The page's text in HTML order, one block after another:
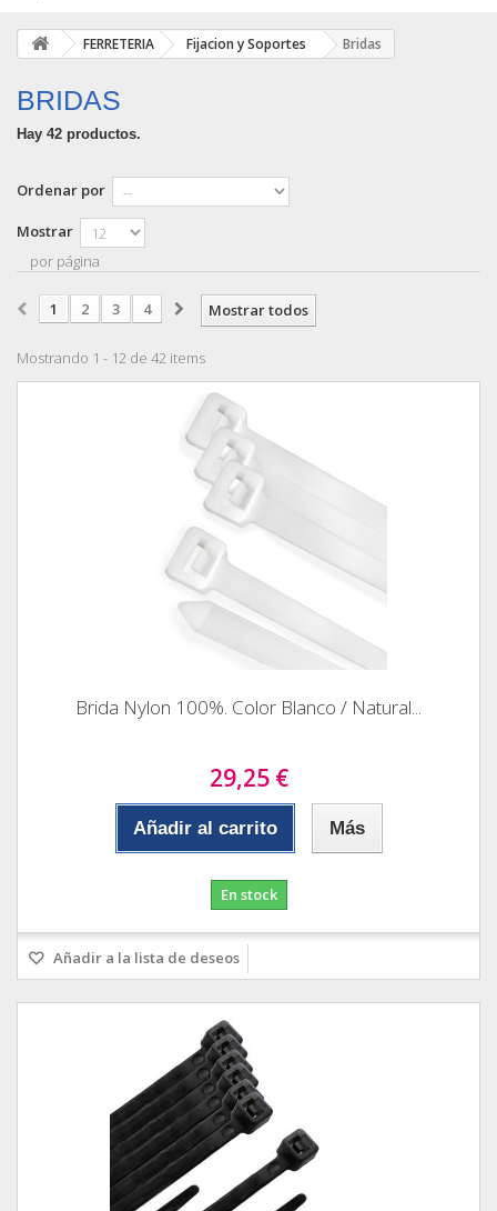
FERRETERIA Fijacion y Soportes Bridas
BRIDAS
Hay 42 productos.
Ordenar por
Mostrar
por página
Mostrar todos
1 2 3 4
Mostrando 1 - 12 de 42 items
Brida Nylon 100%. Color Blanco / Natural...
29,25 €
Añadir al carrito Más
En stock
Añadir a la lista de deseos